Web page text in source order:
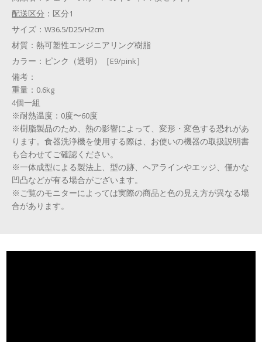
配送区分 ： 区分1
サイズ： W36.5/D25/H2cm
材質： 熱可塑性エンジニアリング樹脂
カラー： ピンク（透明）［E9/pink］
備考：
重量：0.6kg
4個一組
※耐熱温度：0度〜60度
※樹脂製品のため、熱の影響によって、変形・変色する恐れがあ
ります。食器洗浄機を使用する際は、お使いの機器の取扱説明書
も合わせてご確認ください。
※一体成型による製法上、型の跡、ヘアラインやエッジ、僅かな
凹凸などが有る場合がございます。
※ご覧のモニターによっては実際の商品と色の見え方が異なる場
合があります。